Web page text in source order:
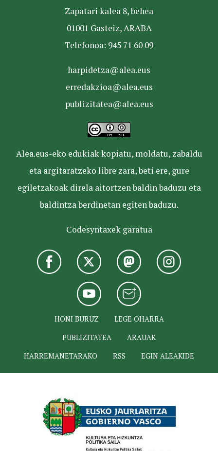
Zapatari kalea 8, behea
01001 Gasteiz, ARABA
Telefonoa: 945 71 60 09
harpidetza@alea.eus
erredakzioa@alea.eus
publizitatea@alea.eus
Alea.eus-eko edukiak kopiatu, moldatu, zabaldu
eta argitaratzeko libre zara, beti ere, gure
egiletzakoak direla aitortzen baldin baduzu eta
baldintza berdinetan egiten baduzu.
Codesyntaxek garatua
HONI BURUZ
LEGE OHARRA
PUBLIZITATEA
ARAUAK
HARREMANETARAKO
RSS EGIN ALEAKIDE